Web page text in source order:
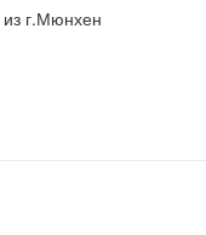
из г.Мюнхен